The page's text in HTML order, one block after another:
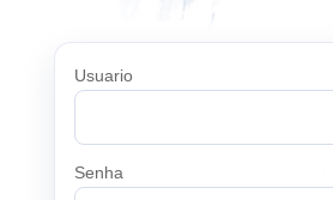
Usuario
Senha